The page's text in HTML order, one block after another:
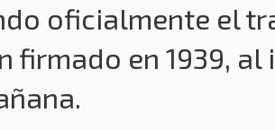
oficialmente el
firmado en 1939,